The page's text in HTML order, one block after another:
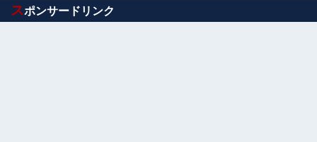
Powered by livedoor 相互RSS
スポンサードリンク